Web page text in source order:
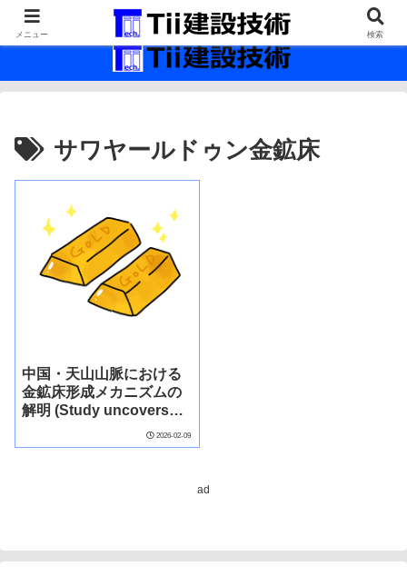
最新の建設技術の情報インフラ。
サワヤールドゥン金鉱床
中国・天山山脈における
金鉱床形成メカニズムの
解明 (Study uncovers
how gold is formed in
China’s Tianshan
2026-02-09
ad
メニュー 検索